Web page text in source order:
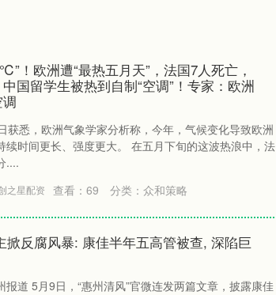
！欧洲遭“最热五月天”，法国7人死亡，
国留学生被热到自制“空调”！专家：欧洲
获悉，欧洲气象学家分析称，今年，气候变化导致欧洲
续时间更长、强度更大。 在五月下旬的这波热浪中，法
....
之星配资 查看： 69 分类： 众和策略
掀反腐风暴: 康佳半年五高管被查, 深陷巨
报道 5月9日，“惠州清风”官微连发两篇文章，披露康佳